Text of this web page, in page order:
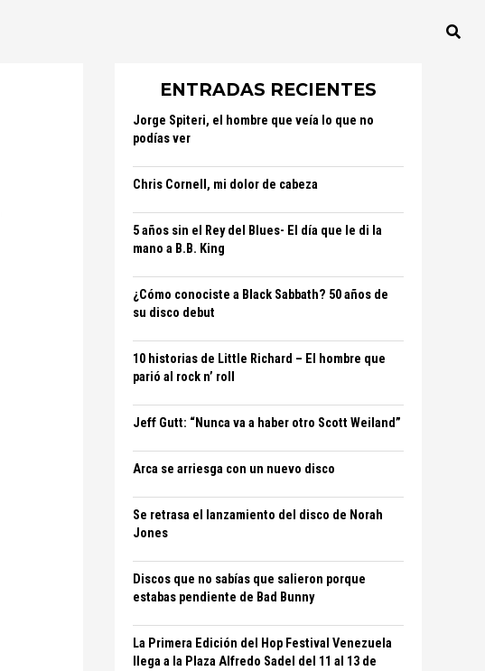
ENTRADAS RECIENTES
Jorge Spiteri, el hombre que veía lo que no
podías ver
Chris Cornell, mi dolor de cabeza
5 años sin el Rey del Blues- El día que le di la
mano a B.B. King
¿Cómo conociste a Black Sabbath? 50 años de
su disco debut
10 historias de Little Richard – El hombre que
parió al rock n’ roll
Jeff Gutt: “Nunca va a haber otro Scott Weiland”
Arca se arriesga con un nuevo disco
Se retrasa el lanzamiento del disco de Norah
Jones
Discos que no sabías que salieron porque
estabas pendiente de Bad Bunny
La Primera Edición del Hop Festival Venezuela
llega a la Plaza Alfredo Sadel del 11 al 13 de